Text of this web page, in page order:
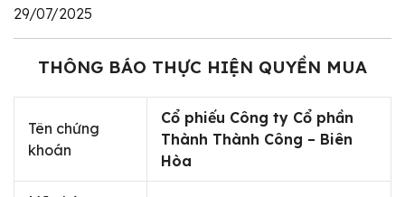
29/07/2025
THÔNG BÁO THỰC HIỆN QUYỀN MUA
Tên chứng
khoán
Cổ phiếu Công ty Cổ phần
Thành Thành Công – Biên
Hòa